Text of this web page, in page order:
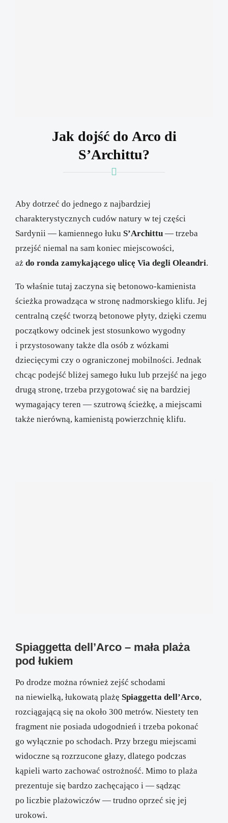
Jak dojść do Arco di
S’Archittu?
Aby dotrzeć do jednego z najbardziej
charakterystycznych cudów natury w tej części
Sardynii — kamiennego łuku S’Archittu — trzeba
przejść niemal na sam koniec miejscowości,
aż do ronda zamykającego ulicę Via degli Oleandri.
To właśnie tutaj zaczyna się betonowo-kamienista
ścieżka prowadząca w stronę nadmorskiego klifu. Jej
centralną część tworzą betonowe płyty, dzięki czemu
początkowy odcinek jest stosunkowo wygodny
i przystosowany także dla osób z wózkami
dziecięcymi czy o ograniczonej mobilności. Jednak
chcąc podejść bliżej samego łuku lub przejść na jego
drugą stronę, trzeba przygotować się na bardziej
wymagający teren — szutrową ścieżkę, a miejscami
także nierówną, kamienistą powierzchnię klifu.
Spiaggetta dell’Arco – mała plaża
pod łukiem
Po drodze można również zejść schodami
na niewielką, łukowatą plażę Spiaggetta dell’Arco,
rozciągającą się na około 300 metrów. Niestety ten
fragment nie posiada udogodnień i trzeba pokonać
go wyłącznie po schodach. Przy brzegu miejscami
widoczne są rozrzucone głazy, dlatego podczas
kąpieli warto zachować ostrożność. Mimo to plaża
prezentuje się bardzo zachęcająco i — sądząc
po liczbie plażowiczów — trudno oprzeć się jej
urokowi.